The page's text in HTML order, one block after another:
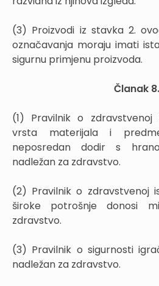
(3) Proizvodi iz stavka 2.
označavanja moraju imati
sigurnu primjenu proizvoda.
Članak 8.
(1) Pravilnik o zdravstvenoj
vrsta materijala i
neposredan dodir s
nadležan za zdravstvo.
(2) Pravilnik o zdravstvenoj
široke potrošnje donosi
zdravstvo.
(3) Pravilnik o sigurnosti
nadležan za zdravstvo.